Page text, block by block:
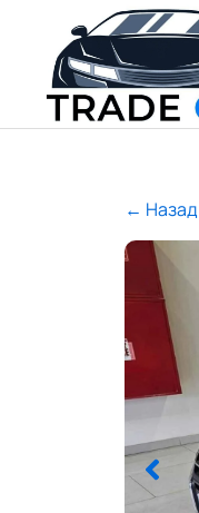
← Назад